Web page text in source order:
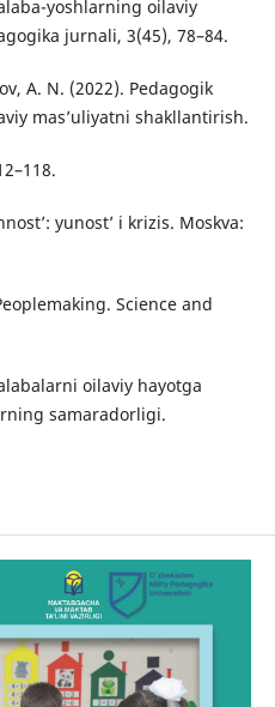
yoshlarning oilaviy
jurnali, 3(45), 78–84.
A. N. (2022). Pedagogik
mas’uliyatni shakllantirish.
yunost’ i krizis. Moskva:
Science and
oilaviy hayotga
samaradorligi.